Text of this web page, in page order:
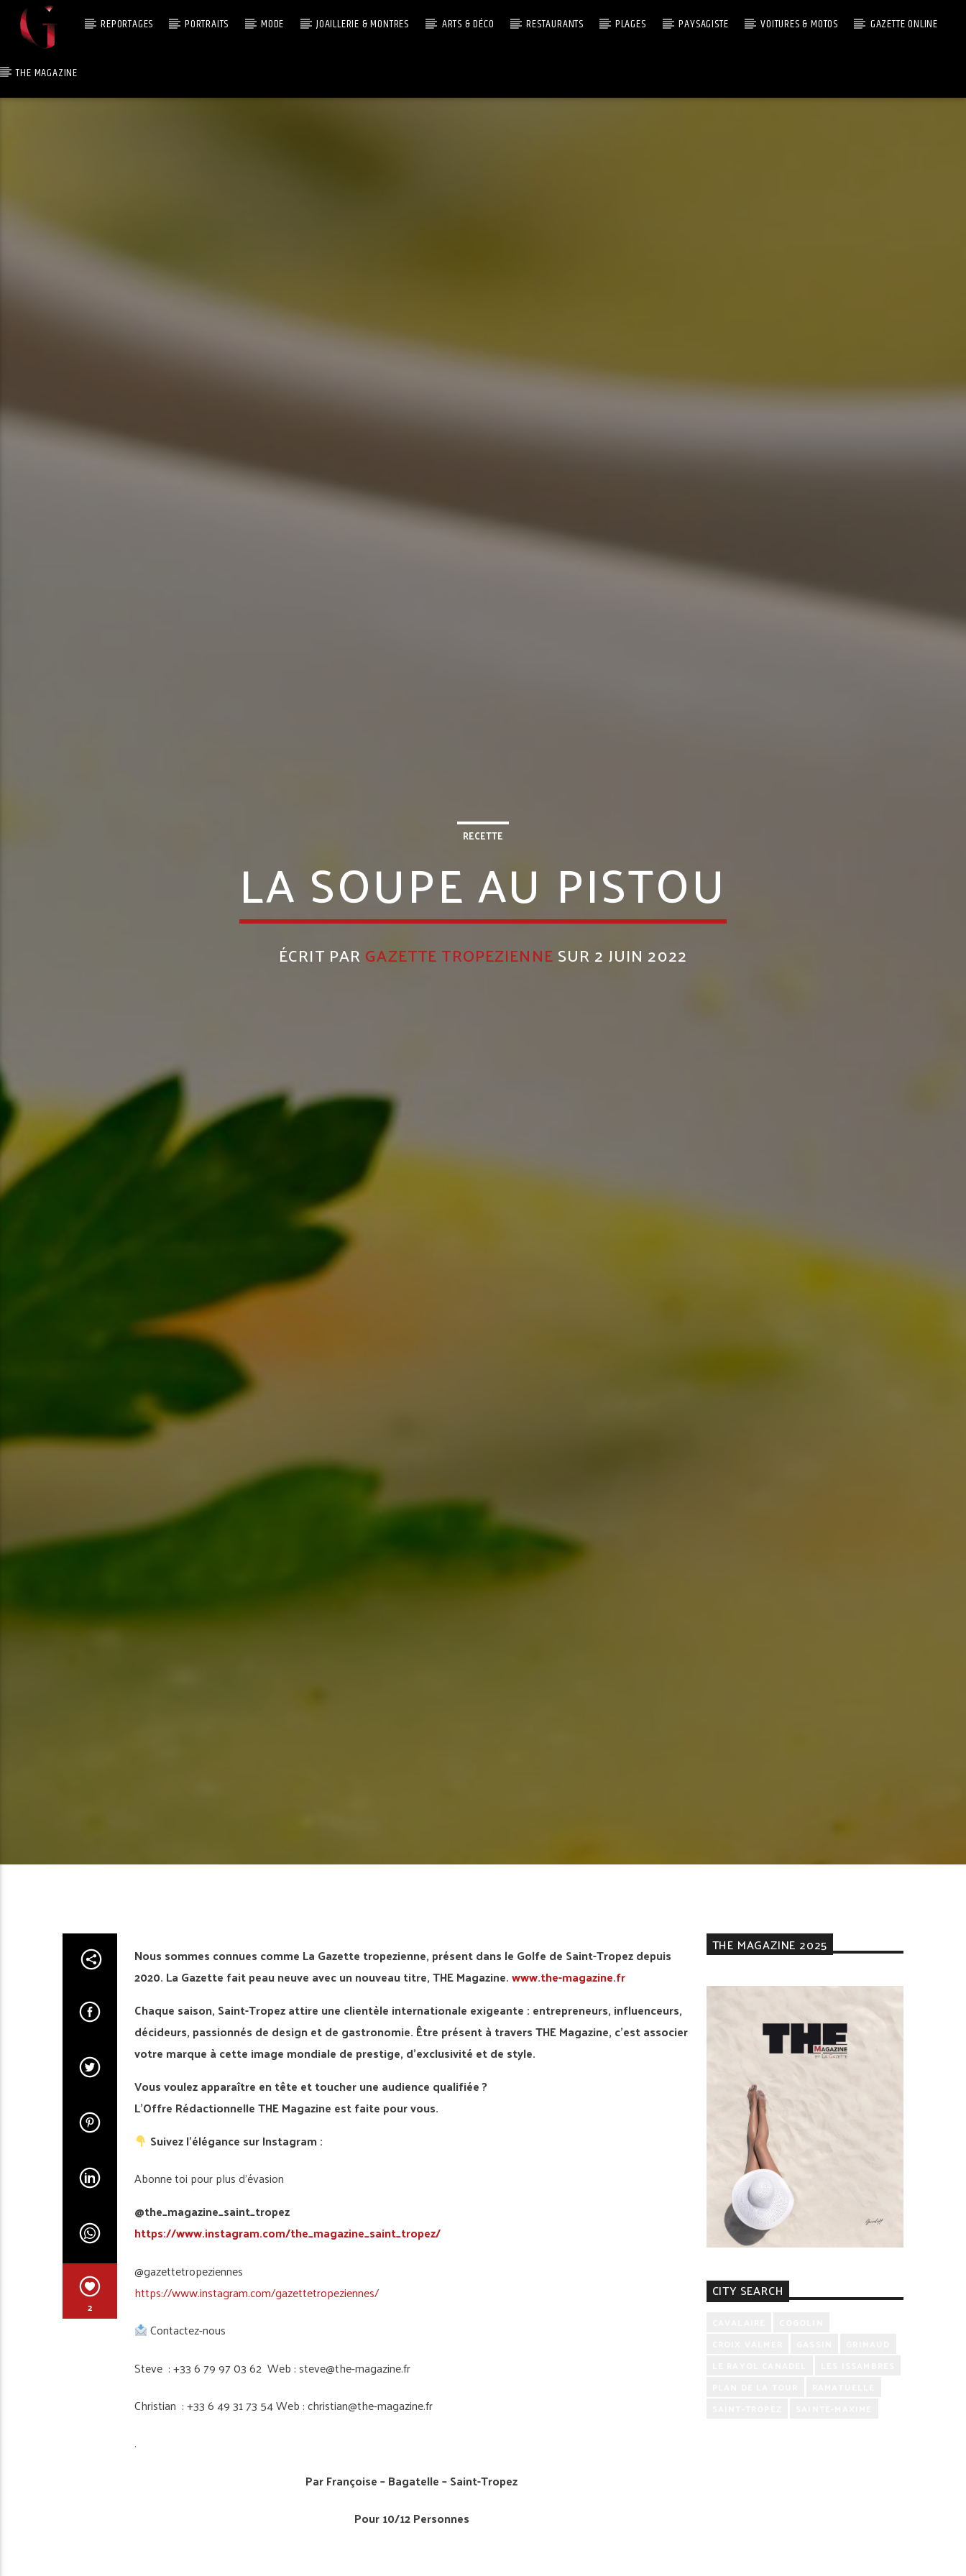
REPORTAGES PORTRAITS MODE JOAILLERIE & MONTRES ARTS & DÉCO RESTAURANTS PLAGES PAYSAGISTE VOITURES & MOTOS GAZETTE ONLINE
THE MAGAZINE
RECETTE
LA SOUPE AU PISTOU
ÉCRIT PARGAZETTE TROPEZIENNESUR 2 JUIN 2022
2
Nous sommes connues comme La Gazette tropezienne, présent dans le Golfe de Saint-Tropez depuis
2020. La Gazette fait peau neuve avec un nouveau titre, THE Magazine.www.the-magazine.fr
Chaque saison, Saint-Tropez attire une clientèle internationale exigeante : entrepreneurs, influenceurs,
décideurs, passionnés de design et de gastronomie. Être présent à travers THE Magazine, c’est associer
votre marque à cette image mondiale de prestige, d’exclusivité et de style.
Vous voulez apparaître en tête et toucher une audience qualifiée ?
L’Offre Rédactionnelle THE Magazine est faite pour vous.
Suivez l’élégance sur Instagram :
Abonne toi pour plus d’évasion
@the_magazine_saint_tropez
https://www.instagram.com/the_magazine_saint_tropez/
@gazettetropeziennes
https://www.instagram.com/gazettetropeziennes/
Contactez-nous
Steve : +33 6 79 97 03 62 Web : steve@the-magazine.fr
Christian : +33 6 49 31 73 54 Web : christian@the-magazine.fr
.
Par Françoise – Bagatelle – Saint-Tropez
Pour 10/12 Personnes
THE MAGAZINE 2025
CITY SEARCH